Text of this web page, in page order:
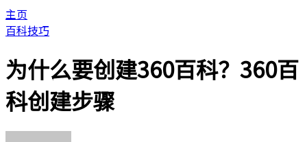
主页
百科技巧
为什么要创建360百科？360百
科创建步骤